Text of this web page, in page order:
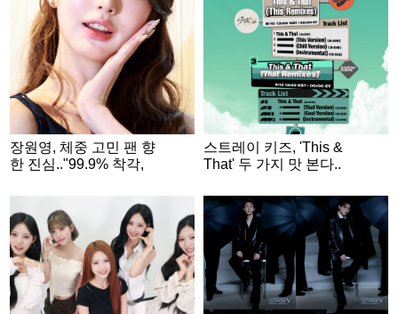
장원영, 체중 고민 팬 향
한 진심.."99.9% 착각,
스트레이 키즈, 'This &
That' 두 가지 맛 본다..